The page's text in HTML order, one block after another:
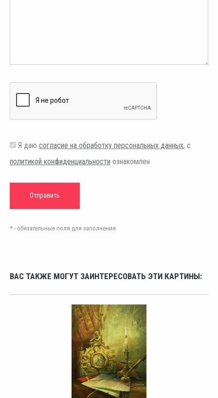
Я даю согласие на обработку персональных данных, с
политикой конфиденциальности ознакомлен
* - обязательные поля для заполнения
ВАС ТАКЖЕ МОГУТ ЗАИНТЕРЕСОВАТЬ ЭТИ КАРТИНЫ: